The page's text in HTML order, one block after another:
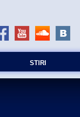
STIRI